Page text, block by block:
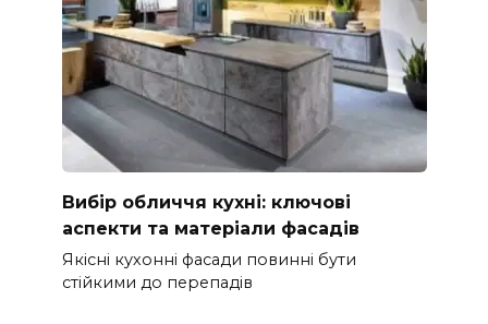
Вибір обличчя кухні: ключові
аспекти та матеріали фасадів
Якісні кухонні фасади повинні бути
стійкими до перепадів